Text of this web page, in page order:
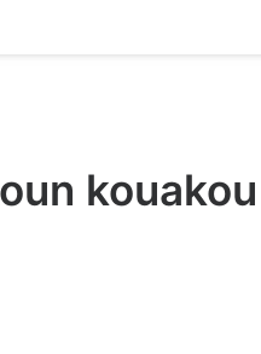
kouakou